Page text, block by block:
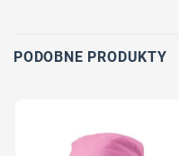
PODOBNE PRODUKTY